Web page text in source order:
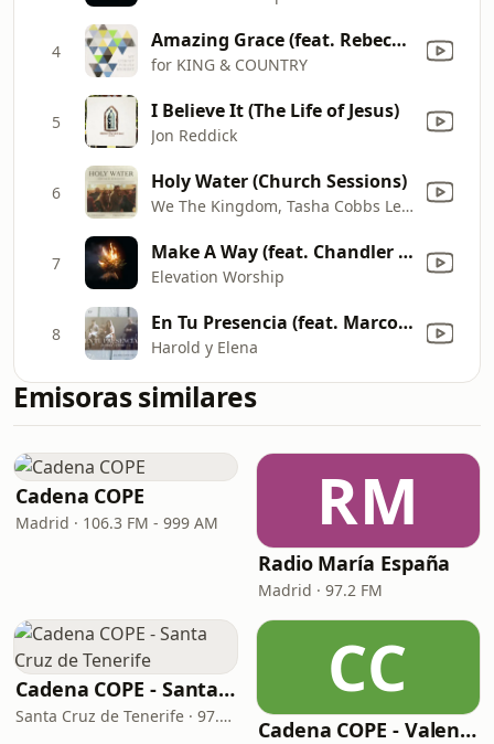
4 Amazing Grace (feat. Rebecca St. James)
for KING & COUNTRY
5 I Believe It (The Life of Jesus)
Jon Reddick
6 Holy Water (Church Sessions)
We The Kingdom, Tasha Cobbs Leonard & Franni Cash
7 Make A Way (feat. Chandler Moore & Brandon Lake)
Elevation Worship
8 En Tu Presencia (feat. Marcos Witt) [Versión Acústica]
Harold y Elena
Emisoras similares
Cadena COPE
Madrid · 106.3 FM - 999 AM RM
Radio María España
Madrid · 97.2 FM
Cadena COPE - Santa Cruz de Tenerife
Santa Cruz de Tenerife · 97.1 FM - 882 AM
CC
Cadena COPE - Valencia